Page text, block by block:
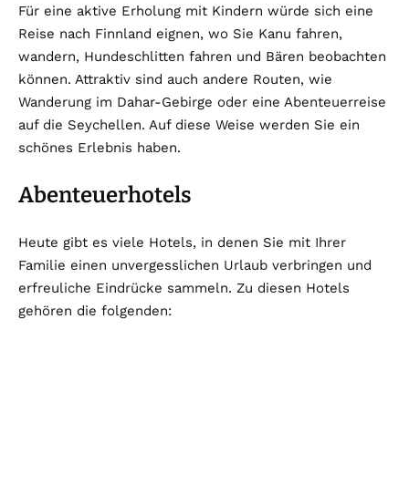
Für eine aktive Erholung mit Kindern würde sich eine
Reise nach Finnland eignen, wo Sie Kanu fahren,
wandern, Hundeschlitten fahren und Bären beobachten
können. Attraktiv sind auch andere Routen, wie
Wanderung im Dahar-Gebirge oder eine Abenteuerreise
auf die Seychellen. Auf diese Weise werden Sie ein
schönes Erlebnis haben.
Abenteuerhotels
Heute gibt es viele Hotels, in denen Sie mit Ihrer
Familie einen unvergesslichen Urlaub verbringen und
erfreuliche Eindrücke sammeln. Zu diesen Hotels
gehören die folgenden: